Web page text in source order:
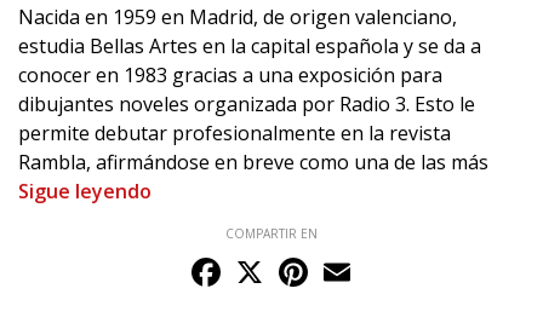
COMPARTIR EN
Facebook
X Pinterest
Nacida en 1959 en Madrid, de origen valenciano,
estudia Bellas Artes en la capital española y se da a
conocer en 1983 gracias a una exposición para
dibujantes noveles organizada por Radio 3. Esto le
permite debutar profesionalmente en la revista
Rambla, afirmándose en breve como una de las más
Sigue leyendo